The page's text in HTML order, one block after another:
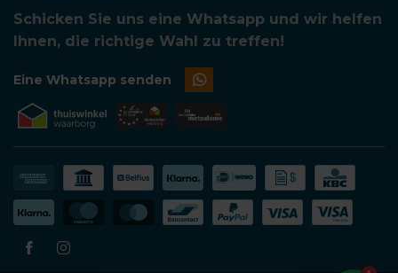
Schicken Sie uns eine Whatsapp und wir helfen
Ihnen, die richtige Wahl zu treffen!
Eine Whatsapp senden